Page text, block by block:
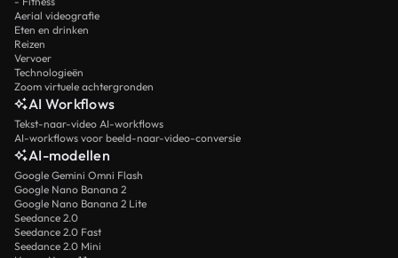
Aerial videografie
Eten en drinken
Reizen
Vervoer
Technologieën
Zoom virtuele achtergronden
AI Workflows
Tekst-naar-video AI-workflows
AI-workflows voor beeld-naar-video-conversie
AI-modellen
Google Gemini Omni Flash
Google Nano Banana 2
Google Nano Banana 2 Lite
Seedance 2.0
Seedance 2.0 Fast
Seedance 2.0 Mini